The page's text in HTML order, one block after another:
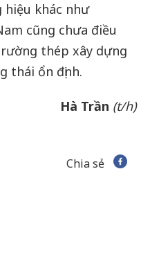
hiệu khác như
cũng chưa điều
thép xây dựng
thái ổn định.
Hà Trần (t/h)
Chia sẻ